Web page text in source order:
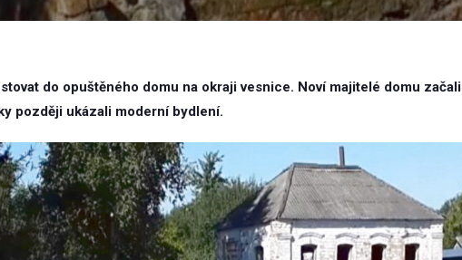
do opuštěného domu na okraji vesnice. Noví majitelé domu začali
později ukázali moderní bydlení.